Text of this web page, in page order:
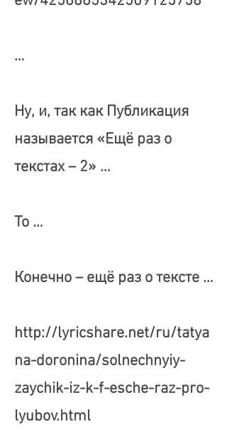
…
Ну, и, так как Публикация
называется «Ещё раз о
текстах – 2» …
То …
Конечно – ещё раз о тексте …
http://lyricshare.net/ru/tatya
na-doronina/solnechnyiy-
zaychik-iz-k-f-esche-raz-pro-
lyubov.html